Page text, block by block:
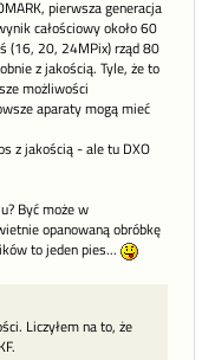
pierwsza generacja
całościowy około 60
(16, 20, 24MPix) rząd 80
z jakością. Tyle, że to
możliwości
aparaty mogą mieć
z jakością - ale tu DXO
Być może w
opanowaną obróbkę
to jeden pies...
Liczyłem na to, że